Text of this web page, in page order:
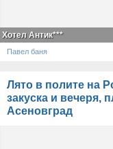
Хотел Антик***
Павел баня
Лято в полите на
закуска и вечеря,
Асеновград